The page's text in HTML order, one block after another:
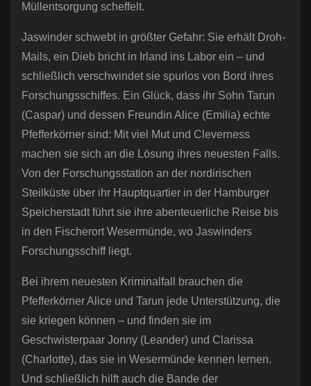
Müllentsorgung scheffelt.
Jaswinder schwebt in größter Gefahr: Sie erhält Droh-
Mails, ein Dieb bricht in Irland ins Labor ein – und
schließlich verschwindet sie spurlos von Bord ihres
Forschungsschiffes. Ein Glück, dass ihr Sohn Tarun
(Caspar) und dessen Freundin Alice (Emilia) echte
Pfefferkörner sind: Mit viel Mut und Cleverness
machen sie sich an die Lösung ihres neuesten Falls.
Von der Forschungsstation an der nordirischen
Steilküste über ihr Hauptquartier in der Hamburger
Speicherstadt führt sie ihre abenteuerliche Reise bis
in den Fischerort Wesermünde, wo Jaswinders
Forschungsschiff liegt.
Bei ihrem neuesten Kriminalfall brauchen die
Pfefferkörner Alice und Tarun jede Unterstützung, die
sie kriegen können – und finden sie im
Geschwisterpaar Jonny (Leander) und Clarissa
(Charlotte), das sie in Wesermünde kennen lernen.
Und schließlich hilft auch die Bande der